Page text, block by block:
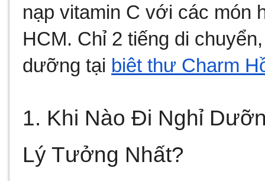
nạp vitamin C với các món
HCM. Chỉ 2 tiếng di
dưỡng tại biệt thự Charm
1. Khi Nào Đi Nghỉ
Lý Tưởng Nhất?